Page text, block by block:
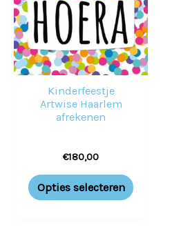
Kinderfeestje
Artwise Haarlem
afrekenen
€180,00
Opties selecteren